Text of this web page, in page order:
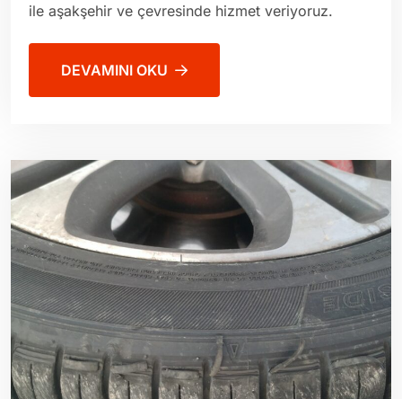
ile aşakşehir ve çevresinde hizmet veriyoruz.
DEVAMINI OKU